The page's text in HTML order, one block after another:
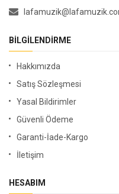
BILGILENDIRME
Hakkımızda
Satış Sözleşmesi
Yasal Bildirimler
Güvenli Ödeme
Garanti-İade-Kargo
İletişim
HESABIM